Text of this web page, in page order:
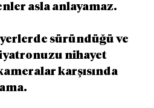
asla anlayamaz.
yerlerde süründüğü ve
nihayet
karşısında